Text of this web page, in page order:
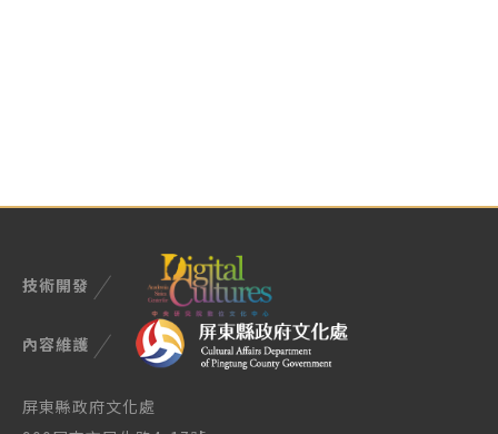
技術開發
內容維護
屏東縣政府文化處